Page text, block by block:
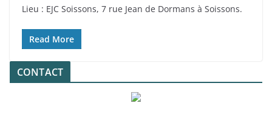
Lieu : EJC Soissons, 7 rue Jean de Dormans à Soissons.
Read More
CONTACT